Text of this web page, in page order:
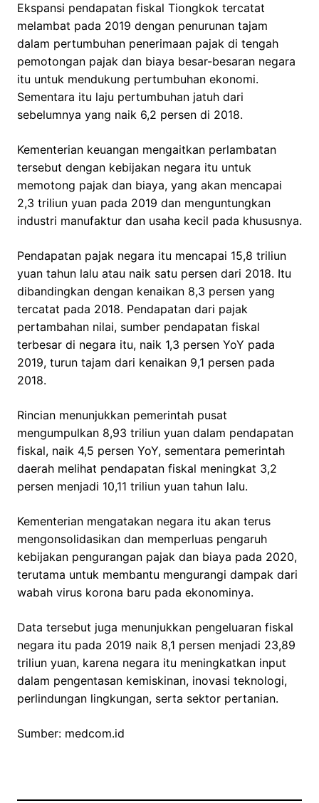
Ekspansi pendapatan fiskal Tiongkok tercatat
melambat pada 2019 dengan penurunan tajam
dalam pertumbuhan penerimaan pajak di tengah
pemotongan pajak dan biaya besar-besaran negara
itu untuk mendukung pertumbuhan ekonomi.
Sementara itu laju pertumbuhan jatuh dari
sebelumnya yang naik 6,2 persen di 2018.
Kementerian keuangan mengaitkan perlambatan
tersebut dengan kebijakan negara itu untuk
memotong pajak dan biaya, yang akan mencapai
2,3 triliun yuan pada 2019 dan menguntungkan
industri manufaktur dan usaha kecil pada khususnya.
Pendapatan pajak negara itu mencapai 15,8 triliun
yuan tahun lalu atau naik satu persen dari 2018. Itu
dibandingkan dengan kenaikan 8,3 persen yang
tercatat pada 2018. Pendapatan dari pajak
pertambahan nilai, sumber pendapatan fiskal
terbesar di negara itu, naik 1,3 persen YoY pada
2019, turun tajam dari kenaikan 9,1 persen pada
2018.
Rincian menunjukkan pemerintah pusat
mengumpulkan 8,93 triliun yuan dalam pendapatan
fiskal, naik 4,5 persen YoY, sementara pemerintah
daerah melihat pendapatan fiskal meningkat 3,2
persen menjadi 10,11 triliun yuan tahun lalu.
Kementerian mengatakan negara itu akan terus
mengonsolidasikan dan memperluas pengaruh
kebijakan pengurangan pajak dan biaya pada 2020,
terutama untuk membantu mengurangi dampak dari
wabah virus korona baru pada ekonominya.
Data tersebut juga menunjukkan pengeluaran fiskal
negara itu pada 2019 naik 8,1 persen menjadi 23,89
triliun yuan, karena negara itu meningkatkan input
dalam pengentasan kemiskinan, inovasi teknologi,
perlindungan lingkungan, serta sektor pertanian.
Sumber: medcom.id